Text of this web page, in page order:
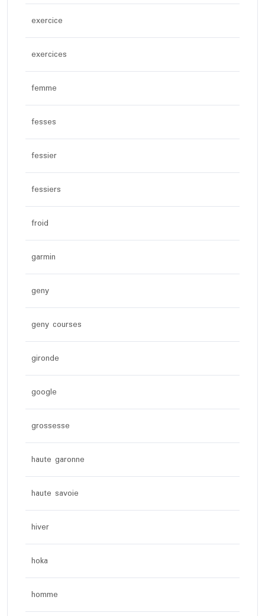
exercice
exercices
femme
fesses
fessier
fessiers
froid
garmin
geny
geny courses
gironde
google
grossesse
haute garonne
haute savoie
hiver
hoka
homme